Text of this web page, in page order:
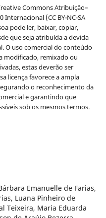
Commons Atribuição–
(CC BY-NC-SA
pode ler, baixar, copiar,
que seja atribuída a devida
O uso comercial do conteúdo
modificado, remixado ou
estas deverão ser
licença favorece a ampla
o reconhecimento da
e garantindo que
sob os mesmos termos.
Emanuelle de Farias,
Luana Pinheiro de
Teixeira, Maria Eduarda